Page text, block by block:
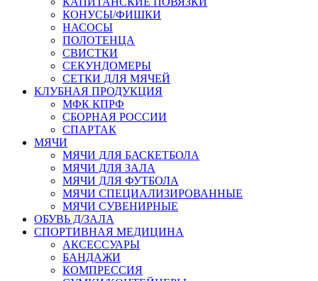
КОНУСЫ/ФИШКИ
НАСОСЫ
ПОЛОТЕНЦА
СВИСТКИ
СЕКУНДОМЕРЫ
СЕТКИ ДЛЯ МЯЧЕЙ
КЛУБНАЯ ПРОДУКЦИЯ
МФК КПРФ
СБОРНАЯ РОССИИ
СПАРТАК
МЯЧИ
МЯЧИ ДЛЯ БАСКЕТБОЛА
МЯЧИ ДЛЯ ЗАЛА
МЯЧИ ДЛЯ ФУТБОЛА
МЯЧИ СПЕЦИАЛИЗИРОВАННЫЕ
МЯЧИ СУВЕНИРНЫЕ
ОБУВЬ Д/ЗАЛА
СПОРТИВНАЯ МЕДИЦИНА
АКСЕССУАРЫ
БАНДАЖИ
КОМПРЕССИЯ